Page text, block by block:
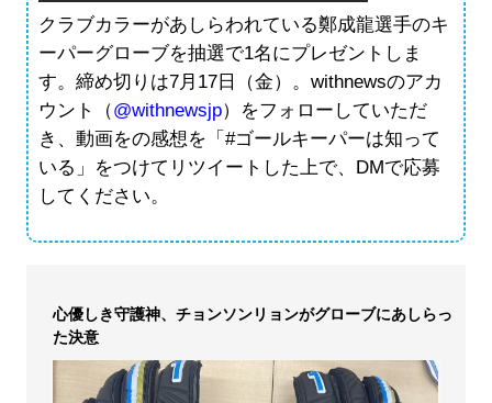
クラブカラーがあしらわれている鄭成龍選手のキ
ーパーグローブを抽選で1名にプレゼントしま
す。締め切りは7月17日（金）。withnewsのアカ
ウント（@withnewsjp）をフォローしていただ
き、動画をの感想を「#ゴールキーパーは知って
いる」をつけてリツイートした上で、DMで応募
してください。
心優しき守護神、チョンソンリョンがグローブにあしらっ
た決意